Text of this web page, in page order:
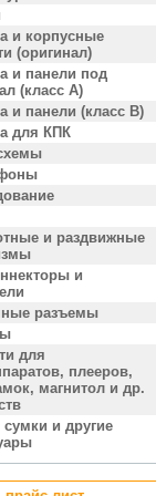
и корпусные
(оригинал)
и панели под
(класс A)
и панели (класс B)
для КПК
и раздвижные
и
разъемы
для
плееров,
магнитол и др.
и другие